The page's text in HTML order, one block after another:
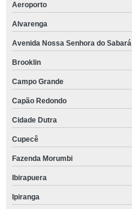
Aeroporto
Alvarenga
Avenida Nossa Senhora do Sabará
Brooklin
Campo Grande
Capão Redondo
Cidade Dutra
Cupecê
Fazenda Morumbi
Ibirapuera
Ipiranga